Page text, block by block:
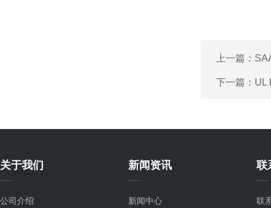
上一篇：
下一篇： UL
关于我们
公司介绍
新闻资讯
新闻中心
联
联